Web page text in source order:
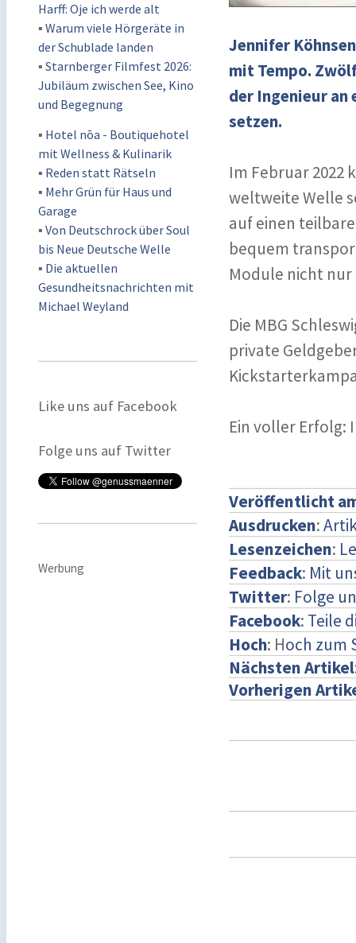
Harff: Oje ich werde alt
▪ Warum viele Hörgeräte in
der Schublade landen
▪ Starnberger Filmfest 2026:
Jubiläum zwischen See, Kino
und Begegnung
▪ Hotel nōa - Boutiquehotel
mit Wellness & Kulinarik
▪ Reden statt Rätseln
▪ Mehr Grün für Haus und
Garage
▪ Von Deutschrock über Soul
bis Neue Deutsche Welle
▪ Die aktuellen
Gesundheitsnachrichten mit
Michael Weyland
Like uns auf Facebook
Folge uns auf Twitter
Werbung
Jennifer
mit Tempo.
der Ingenieur an
setzen.
Im Februar 2022
weltweite Welle
auf einen
bequem
Module nicht
Die MBG
private
Ein voller Erfolg:
Veröffentlicht
Ausdrucken:
Lesenzeichen:
Feedback: Mit
Twitter: Folge
Facebook: Teile
Hoch: Hoch zum
Nächsten Artikel
Vorherigen